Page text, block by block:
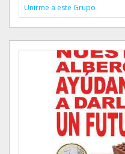
Unirme a este Grupo